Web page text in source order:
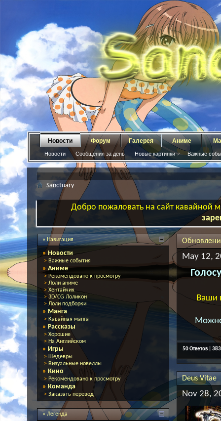
Новости
Новости Сообщения за день Новые картинки Важные
Форум Галерея Аниме
Sanctuary
Добро пожаловать на сайт кавайной
» Навигация
» Новости
> Важные события
» Аниме
>Рекомендовано к просмотру
> Лоли аниме
> Хентайчик
>3D/CG Лоликон
> Лоли подборки
» Манга
> Кавайная манга
» Рассказы
> Хорошие
> На Английском
» Игры
> Шедевры
> Визуальные новеллы
» Кино
> Рекомендовано к просмотру
» Команда
> Заказать перевод
» Легенда
May 12,
Ваши
50 Ответов |
Deus Vitae
Nov 28,